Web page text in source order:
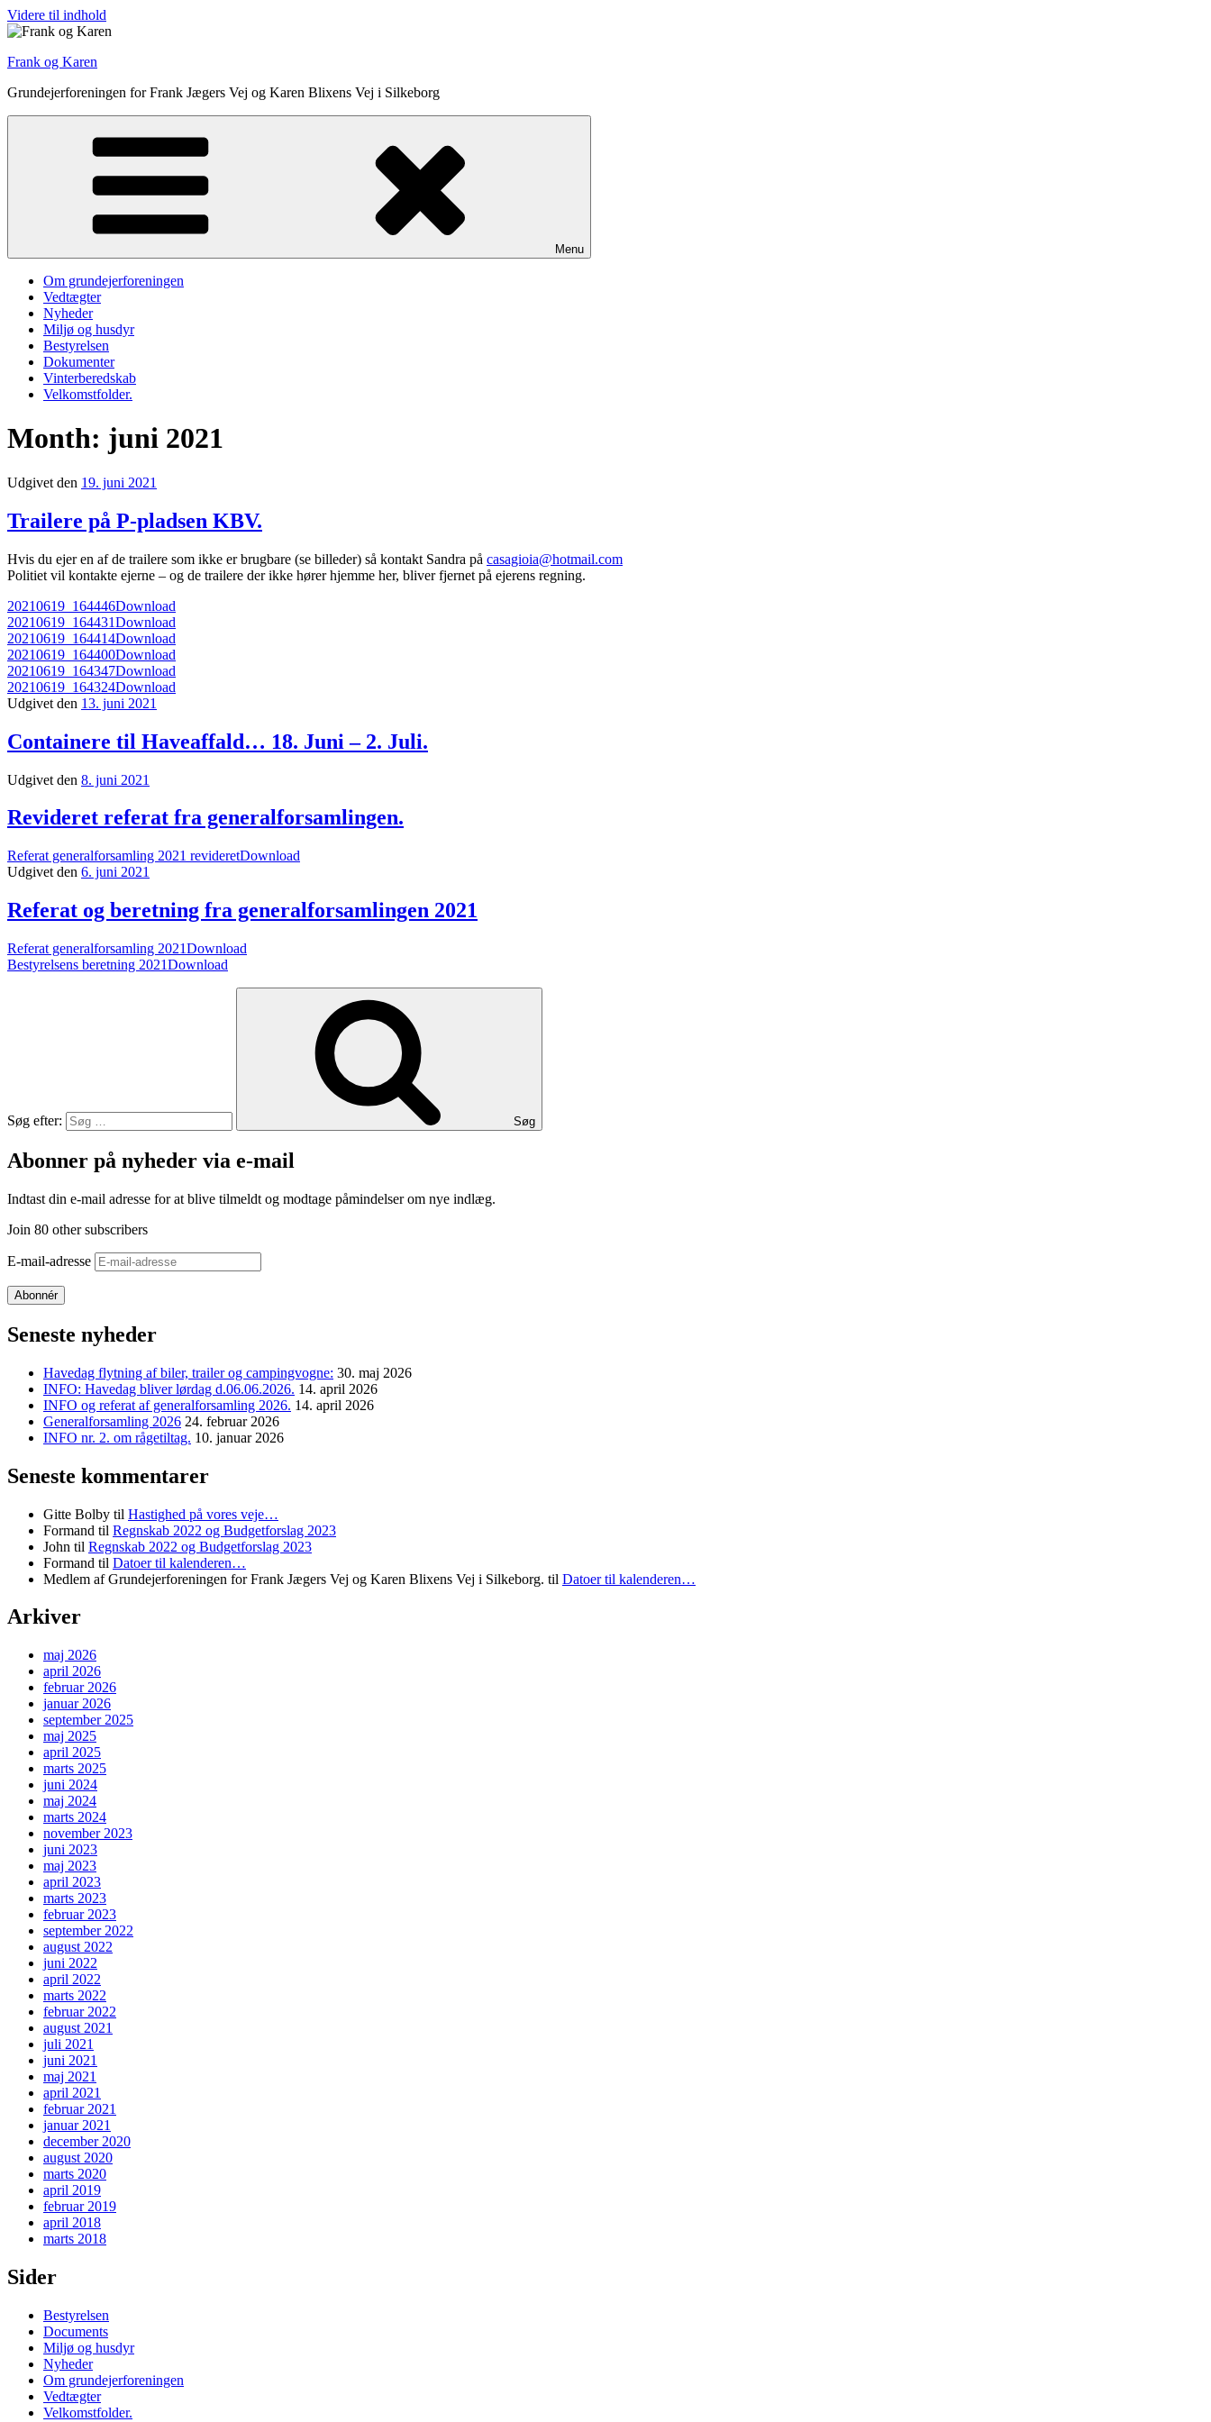
Videre til indhold
Frank og Karen
Grundejerforeningen for Frank Jægers Vej og Karen Blixens Vej i Silkeborg
Menu
Om grundejerforeningen
Vedtægter
Nyheder
Miljø og husdyr
Bestyrelsen
Dokumenter
Vinterberedskab
Velkomstfolder.
Month: juni 2021
Udgivet den 19. juni 2021
Trailere på P-pladsen KBV.
Hvis du ejer en af de trailere som ikke er brugbare (se billeder) så kontakt Sandra på casagioia@hotmail.com
Politiet vil kontakte ejerne – og de trailere der ikke hører hjemme her, bliver fjernet på ejerens regning.
20210619_164446Download
20210619_164431Download
20210619_164414Download
20210619_164400Download
20210619_164347Download
20210619_164324Download
Udgivet den 13. juni 2021
Containere til Haveaffald… 18. Juni – 2. Juli.
Udgivet den 8. juni 2021
Revideret referat fra generalforsamlingen.
Referat generalforsamling 2021 revideretDownload
Udgivet den 6. juni 2021
Referat og beretning fra generalforsamlingen 2021
Referat generalforsamling 2021Download
Bestyrelsens beretning 2021Download
Søg efter: Søg
Abonner på nyheder via e-mail
Indtast din e-mail adresse for at blive tilmeldt og modtage påmindelser om nye indlæg.
Join 80 other subscribers
E-mail-adresse
Abonnér
Seneste nyheder
Havedag flytning af biler, trailer og campingvogne: 30. maj 2026
INFO: Havedag bliver lørdag d.06.06.2026. 14. april 2026
INFO og referat af generalforsamling 2026. 14. april 2026
Generalforsamling 2026 24. februar 2026
INFO nr. 2. om rågetiltag. 10. januar 2026
Seneste kommentarer
Gitte Bolby til Hastighed på vores veje…
Formand til Regnskab 2022 og Budgetforslag 2023
John til Regnskab 2022 og Budgetforslag 2023
Formand til Datoer til kalenderen…
Medlem af Grundejerforeningen for Frank Jægers Vej og Karen Blixens Vej i Silkeborg. til Datoer til kalenderen…
Arkiver
maj 2026
april 2026
februar 2026
januar 2026
september 2025
maj 2025
april 2025
marts 2025
juni 2024
maj 2024
marts 2024
november 2023
juni 2023
maj 2023
april 2023
marts 2023
februar 2023
september 2022
august 2022
juni 2022
april 2022
marts 2022
februar 2022
august 2021
juli 2021
juni 2021
maj 2021
april 2021
februar 2021
januar 2021
december 2020
august 2020
marts 2020
april 2019
februar 2019
april 2018
marts 2018
Sider
Bestyrelsen
Documents
Miljø og husdyr
Nyheder
Om grundejerforeningen
Vedtægter
Velkomstfolder.